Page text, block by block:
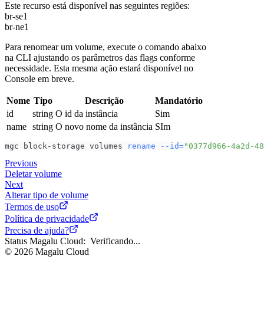
Este recurso está disponível nas seguintes regiões:
br-se1
br-ne1
Para renomear um volume, execute o comando abaixo
na CLI ajustando os parâmetros das flags conforme
necessidade. Esta mesma ação estará disponível no
Console em breve.
Nome Tipo Descrição
Mandatório
id
string O id da instância
Sim
name string O novo nome da instância SIm
mgc block-storage volumes rename --id="0377d966-4a2d-
Previous
Deletar volume
Next
Alterar tipo de volume
Termos de uso
Política de privacidade
Precisa de ajuda?
Status Magalu Cloud: Verificando...
© 2026 Magalu Cloud